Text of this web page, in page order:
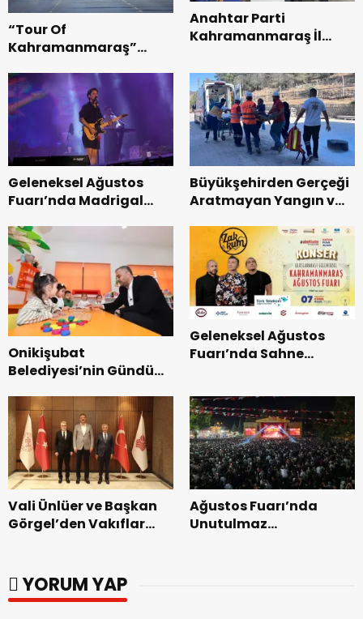
“Tour Of
Kahramanmaraş”
Bisikleti Turnuvası
Tamamlandı.
Anahtar Parti
Kahramanmaraş İl
Teşkilatı ile buluştu.
Geleneksel Ağustos
Fuarı’nda Madrigal
Büyükşehirden Gerçeği
Aratmayan Yangın ve
Onikişubat
Belediyesi’nin Gündüz
dönemin ön kayıtları
başladı.
Geleneksel Ağustos
Fuarı’nda Sahne
Vali Ünlüer ve Başkan
Görgel’den Vakıflar
Ağustos Fuarı’nda
Unutulmaz
YORUM YAP